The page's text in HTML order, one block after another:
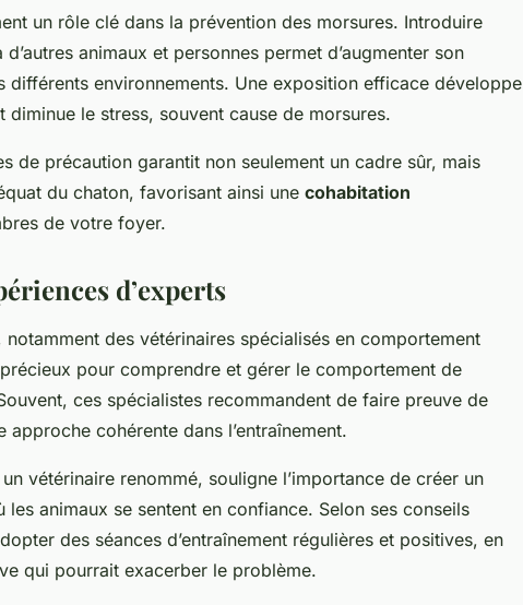
un rôle clé dans la prévention des morsures. Introduire
animaux et personnes permet d’augmenter son
différents environnements. Une exposition efficace développe
diminue le stress, souvent cause de morsures.
de précaution garantit non seulement un cadre sûr, mais
du chaton, favorisant ainsi une cohabitation
de votre foyer.
d’experts
notamment des vétérinaires spécialisés en comportement
pour comprendre et gérer le comportement de
ces spécialistes recommandent de faire preuve de
approche cohérente dans l’entraînement.
vétérinaire renommé, souligne l’importance de créer un
les animaux se sentent en confiance. Selon ses conseils
des séances d’entraînement régulières et positives, en
qui pourrait exacerber le problème.